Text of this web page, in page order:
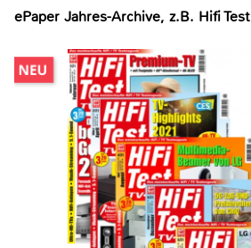
ePaper Jahres-Archive, z.B. Hifi Test